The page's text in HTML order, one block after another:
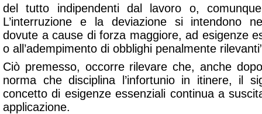
del tutto indipendenti dal lavoro o,
L’interruzione e la deviazione si intendono
dovute a cause di forza maggiore, ad esigenze
o all’adempimento di obblighi penalmente
Ciò premesso, occorre rilevare che, anche
norma che disciplina l’infortunio in itinere, il
concetto di esigenze essenziali continua a
applicazione.